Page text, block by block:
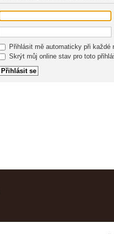
Přihlásit mě automaticky při každé
Skrýt můj online stav pro toto